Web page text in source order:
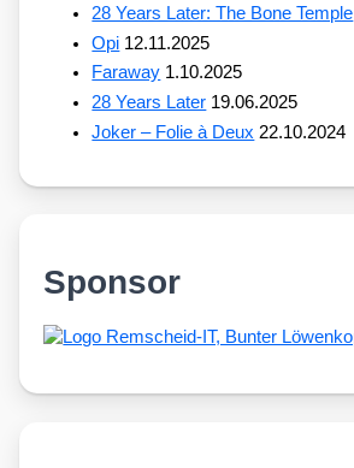
28 Years Later: The Bone Temple
Opi 12.11.2025
Faraway 1.10.2025
28 Years Later 19.06.2025
Joker – Folie à Deux 22.10.2024
Sponsor